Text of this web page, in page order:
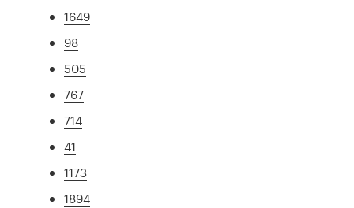
1649
98
505
767
714
41
1173
1894